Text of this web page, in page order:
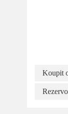
Koupit